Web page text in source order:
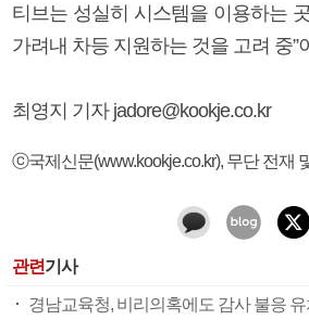
티브는 성실히 시스템을 이용하는
가려내 차등 지원하는 것을 고려 중”
최영지 기자 jadore@kookje.co.kr
ⓒ국제신문(www.kookje.co.kr), 무단 전재
관련기사
경남교육청, 비리의혹에도 감사 불응